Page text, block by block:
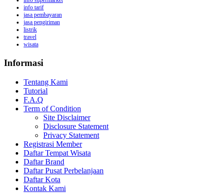
info tarif
jasa pembayaran
jasa pengiriman
listrik
travel
wisata
Informasi
Tentang Kami
Tutorial
F.A.Q
Term of Condition
Site Disclaimer
Disclosure Statement
Privacy Statement
Registrasi Member
Daftar Tempat Wisata
Daftar Brand
Daftar Pusat Perbelanjaan
Daftar Kota
Kontak Kami